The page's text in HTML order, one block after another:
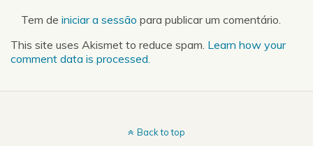
Tem de iniciar a sessão para publicar um comentário.
This site uses Akismet to reduce spam. Learn how your
comment data is processed.
Back to top